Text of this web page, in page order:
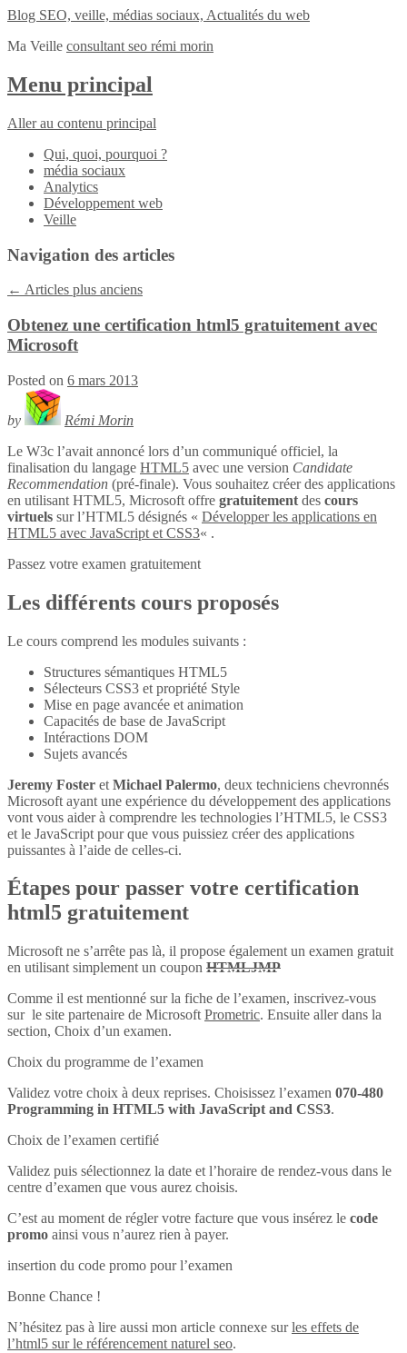
Blog SEO, veille, médias sociaux, Actualités du web
Ma Veille consultant seo rémi morin
Menu principal
Aller au contenu principal
Qui, quoi, pourquoi ?
média sociaux
Analytics
Développement web
Veille
Navigation des articles
← Articles plus anciens
Obtenez une certification html5 gratuitement avec
Microsoft
Posted on 6 mars 2013
by
Rémi Morin
Le W3c l’avait annoncé lors d’un communiqué officiel, la
finalisation du langage HTML5 avec une version Candidate
Recommendation (pré-finale). Vous souhaitez créer des applications
en utilisant HTML5, Microsoft offre gratuitement des cours
virtuels sur l’HTML5 désignés « Développer les applications en
HTML5 avec JavaScript et CSS3« .
Passez votre examen gratuitement
Les différents cours proposés
Le cours comprend les modules suivants :
Structures sémantiques HTML5
Sélecteurs CSS3 et propriété Style
Mise en page avancée et animation
Capacités de base de JavaScript
Intéractions DOM
Sujets avancés
Jeremy Foster et Michael Palermo, deux techniciens chevronnés
Microsoft ayant une expérience du développement des applications
vont vous aider à comprendre les technologies l’HTML5, le CSS3
et le JavaScript pour que vous puissiez créer des applications
puissantes à l’aide de celles-ci.
Étapes pour passer votre certification
html5 gratuitement
Microsoft ne s’arrête pas là, il propose également un examen gratuit
en utilisant simplement un coupon HTMLJMP
Comme il est mentionné sur la fiche de l’examen, inscrivez-vous
sur le site partenaire de Microsoft Prometric. Ensuite aller dans la
section, Choix d’un examen.
Choix du programme de l’examen
Validez votre choix à deux reprises. Choisissez l’examen 070-480
Programming in HTML5 with JavaScript and CSS3.
Choix de l’examen certifié
Validez puis sélectionnez la date et l’horaire de rendez-vous dans le
centre d’examen que vous aurez choisis.
C’est au moment de régler votre facture que vous insérez le code
promo ainsi vous n’aurez rien à payer.
insertion du code promo pour l’examen
Bonne Chance !
N’hésitez pas à lire aussi mon article connexe surles effets de
l’html5 sur le référencement naturel seo.